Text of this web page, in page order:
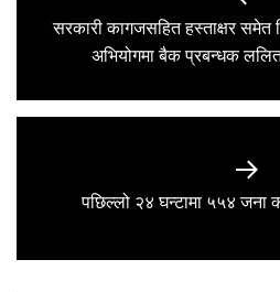
navigation
post:
सरकारी कागजसहित हस्ताक्षर समेत
अभियोगमा बैक प्रबन्धक
पछिल्लो २४ घन्टामा ५५४ जना